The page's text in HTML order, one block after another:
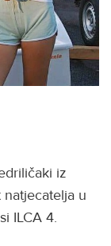
iz
natjecatelja u
ILCA 4.